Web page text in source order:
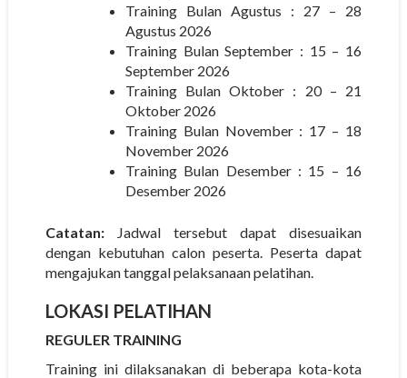
Training Bulan Agustus : 27 – 28
Agustus 2026
Training Bulan September : 15 – 16
September 2026
Training Bulan Oktober : 20 – 21
Oktober 2026
Training Bulan November : 17 – 18
November 2026
Training Bulan Desember : 15 – 16
Desember 2026
Catatan:Jadwal tersebut dapat disesuaikan
dengan kebutuhan calon peserta. Peserta dapat
mengajukan tanggal pelaksanaan pelatihan.
LOKASI PELATIHAN
REGULER TRAINING
Training ini dilaksanakan di beberapa kota-kota